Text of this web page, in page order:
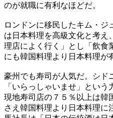
のが就職に有利なほどだ。
ロンドンに移民したキム・ジ
は日本料理を高級文化と考え
理店によく行く」とし「飲食
にも韓国料理より日本料理が
豪州でも寿司が人気だ。シド
「いらっしゃいませ」という
現地寿司店の７５％以上は韓
さえ韓国料理より日本料理に